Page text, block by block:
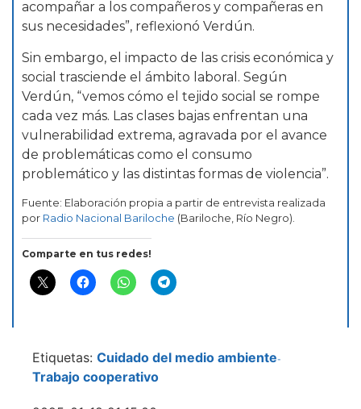
acompañar a los compañeros y compañeras en
sus necesidades”, reflexionó Verdún.
Sin embargo, el impacto de las crisis económica y
social trasciende el ámbito laboral. Según
Verdún, “vemos cómo el tejido social se rompe
cada vez más. Las clases bajas enfrentan una
vulnerabilidad extrema, agravada por el avance
de problemáticas como el consumo
problemático y las distintas formas de violencia”.
Fuente: Elaboración propia a partir de entrevista realizada
por Radio Nacional Bariloche (Bariloche, Río Negro).
Comparte en tus redes!
Etiquetas: Cuidado del medio ambiente-
Trabajo cooperativo